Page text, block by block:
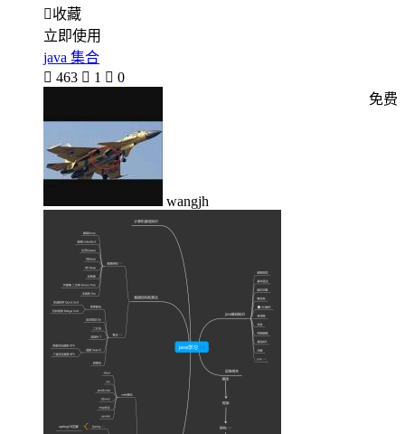
收藏
立即使用
java 集合
 463  1  0
wangjh
免费